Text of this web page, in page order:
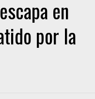
en
por la